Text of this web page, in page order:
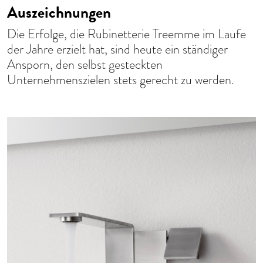
Auszeichnungen
Die Erfolge, die Rubinetterie Treemme im Laufe
der Jahre erzielt hat, sind heute ein ständiger
Ansporn, den selbst gesteckten
Unternehmenszielen stets gerecht zu werden.